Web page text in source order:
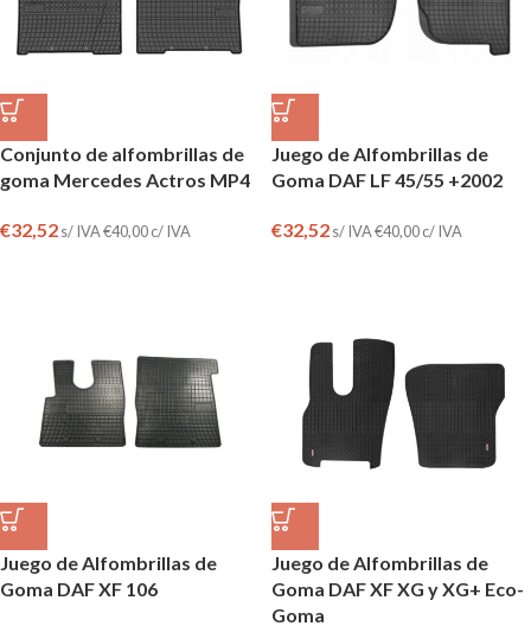
Conjunto de alfombrillas de
goma Mercedes Actros MP4
€32,52s/ IVA€40,00c/ IVA
Juego de Alfombrillas de
Goma DAF LF 45/55 +2002
€32,52s/ IVA€40,00c/ IVA
Juego de Alfombrillas de
Goma DAF XF 106
Juego de Alfombrillas de
Goma DAF XF XG y XG+ Eco-
Goma